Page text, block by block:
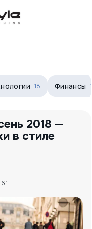
18 Финансы
2018 —
в стиле